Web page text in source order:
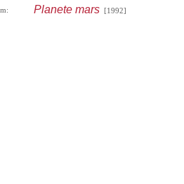
Planete mars[1992]